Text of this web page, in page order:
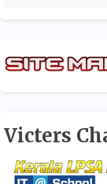
Victers